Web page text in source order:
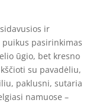
ir
pasirinkimas
ūgio, bet kresno
su pavadėliu,
paklusni, sutaria
namuose –